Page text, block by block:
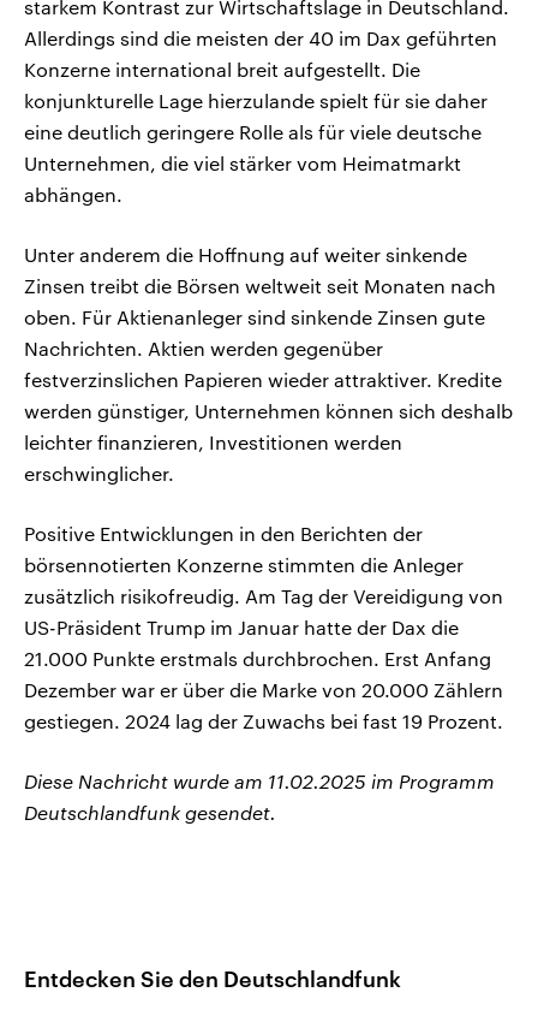
starkem Kontrast zur Wirtschaftslage in Deutschland.
Allerdings sind die meisten der 40 im Dax geführten
Konzerne international breit aufgestellt. Die
konjunkturelle Lage hierzulande spielt für sie daher
eine deutlich geringere Rolle als für viele deutsche
Unternehmen, die viel stärker vom Heimatmarkt
abhängen.
Unter anderem die Hoffnung auf weiter sinkende
Zinsen treibt die Börsen weltweit seit Monaten nach
oben. Für Aktienanleger sind sinkende Zinsen gute
Nachrichten. Aktien werden gegenüber
festverzinslichen Papieren wieder attraktiver. Kredite
werden günstiger, Unternehmen können sich deshalb
leichter finanzieren, Investitionen werden
erschwinglicher.
Positive Entwicklungen in den Berichten der
börsennotierten Konzerne stimmten die Anleger
zusätzlich risikofreudig. Am Tag der Vereidigung von
US-Präsident Trump im Januar hatte der Dax die
21.000 Punkte erstmals durchbrochen. Erst Anfang
Dezember war er über die Marke von 20.000 Zählern
gestiegen. 2024 lag der Zuwachs bei fast 19 Prozent.
Diese Nachricht wurde am 11.02.2025 im Programm
Deutschlandfunk gesendet.
Entdecken Sie den Deutschlandfunk